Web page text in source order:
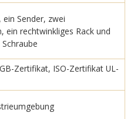
ein Sender, zwei
ein rechtwinkliges Rack und
Zertifikat, ISO-Zertifikat UL-